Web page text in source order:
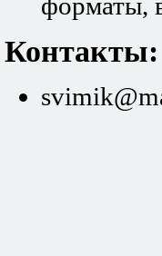
форматы,
Контакты: